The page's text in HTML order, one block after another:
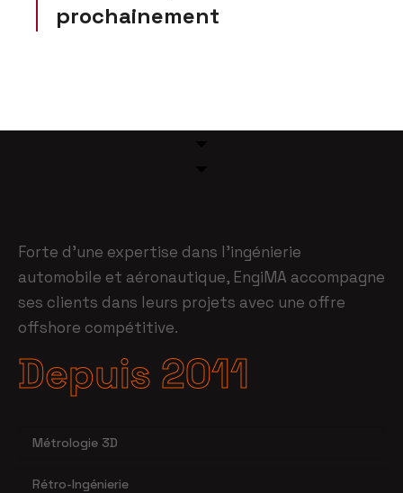
prochainement
Forte d’une expertise dans l’ingénierie
automobile et aéronautique, EngiMA accompagne
ses clients dans leurs projets avec une offre
offshore compétitive.
Depuis 2011
Métrologie 3D
Rétro-Ingénierie